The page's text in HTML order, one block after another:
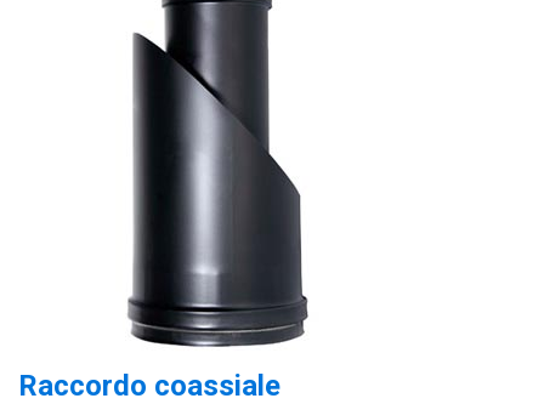
Raccordo coassiale